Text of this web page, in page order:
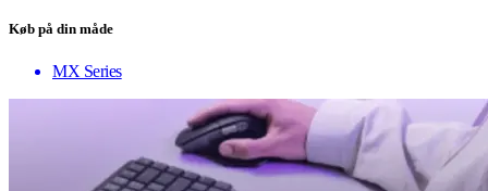
Køb på din måde
MX Series